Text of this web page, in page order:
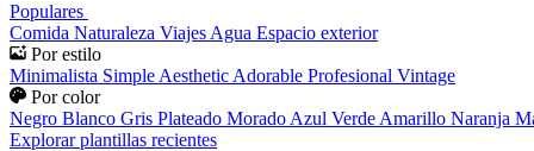
Populares
Comida Naturaleza Viajes Agua Espacio exterior
Por estilo
Minimalista Simple Aesthetic Adorable Profesional Vintage
Por color
Negro Blanco Gris Plateado Morado Azul Verde Amarillo Naranja
Explorar plantillas recientes